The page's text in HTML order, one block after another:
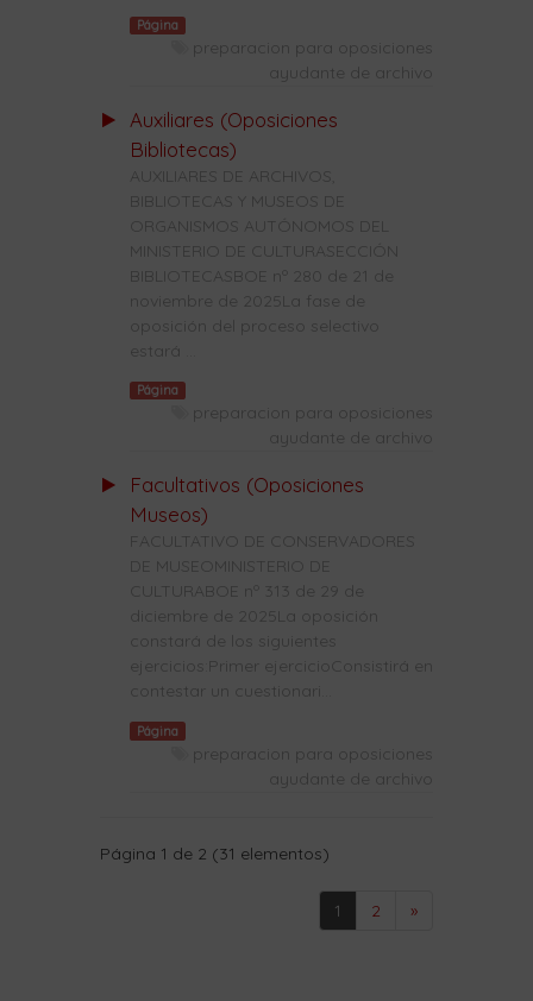
Página
preparacion para oposiciones
ayudante de archivo
Auxiliares (Oposiciones
Bibliotecas)
AUXILIARES DE ARCHIVOS,
BIBLIOTECAS Y MUSEOS DE
ORGANISMOS AUTÓNOMOS DEL
MINISTERIO DE CULTURASECCIÓN
BIBLIOTECASBOE nº 280 de 21 de
noviembre de 2025La fase de
oposición del proceso selectivo
estará ...
Página
preparacion para oposiciones
ayudante de archivo
Facultativos (Oposiciones
Museos)
FACULTATIVO DE CONSERVADORES
DE MUSEOMINISTERIO DE
CULTURABOE nº 313 de 29 de
diciembre de 2025La oposición
constará de los siguientes
ejercicios:Primer ejercicioConsistirá en
contestar un cuestionari...
Página
preparacion para oposiciones
ayudante de archivo
Página 1 de 2 (31 elementos)
1 2 »